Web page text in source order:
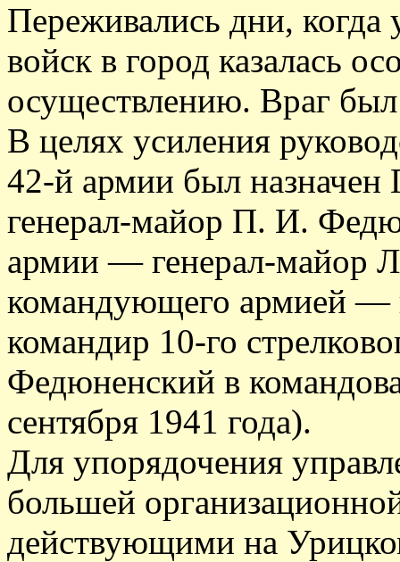
Переживались дни, когда
войск в город казалась
осуществлению. Враг
В целях усиления
42-й армии был назначен
генерал-майор П. И.
армии — генерал-майор
командующего армией —
командир 10-го
Федюненский в
сентября 1941 года).
Для упорядочения
большей
действующими на